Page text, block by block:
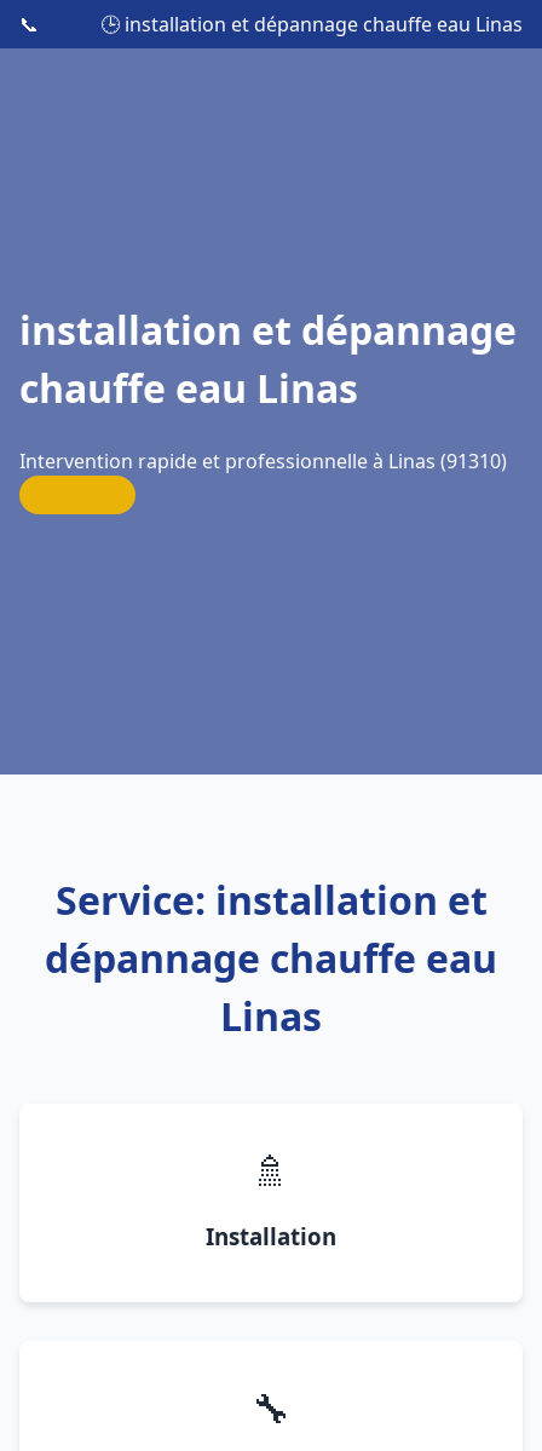
📞 🕒 installation et dépannage chauffe eau Linas
installation et dépannage
chauffe eau Linas
Intervention rapide et professionnelle à Linas (91310)
Service: installation et
dépannage chauffe eau
Linas
🚿
Installation
🔧